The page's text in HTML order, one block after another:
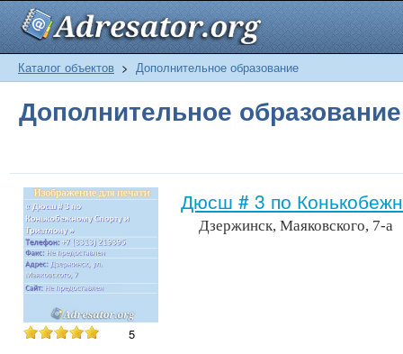
Каталог объектов > Дополнительное образование
Дополнительное образование
5
Дюсш # 3 по
Дзержинск, Маяковского, 7-a